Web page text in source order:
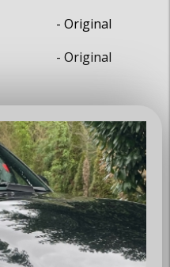
- Original
- Original